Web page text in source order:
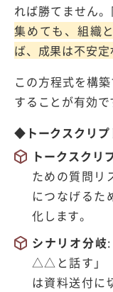
れば勝てません
集めても、組織
ば、成果は不安定
この方程式を構
することが有効で
◆トークスクリプ
トークスクリ
ための質問リ
につなげるた
化します。
シナリオ分岐:
△△ と話す」
は資料送付に